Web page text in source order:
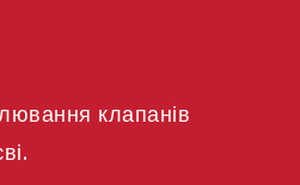
клапанів